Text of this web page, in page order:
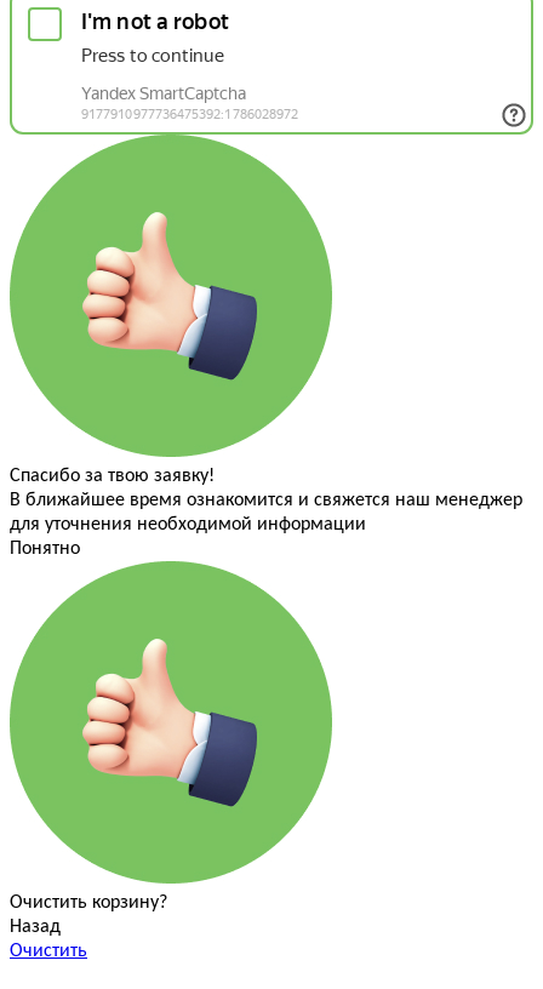
Спасибо за твою заявку!
В ближайшее время ознакомится и свяжется наш менеджер
для уточнения необходимой информации
Понятно
Очистить корзину?
Назад
Очистить